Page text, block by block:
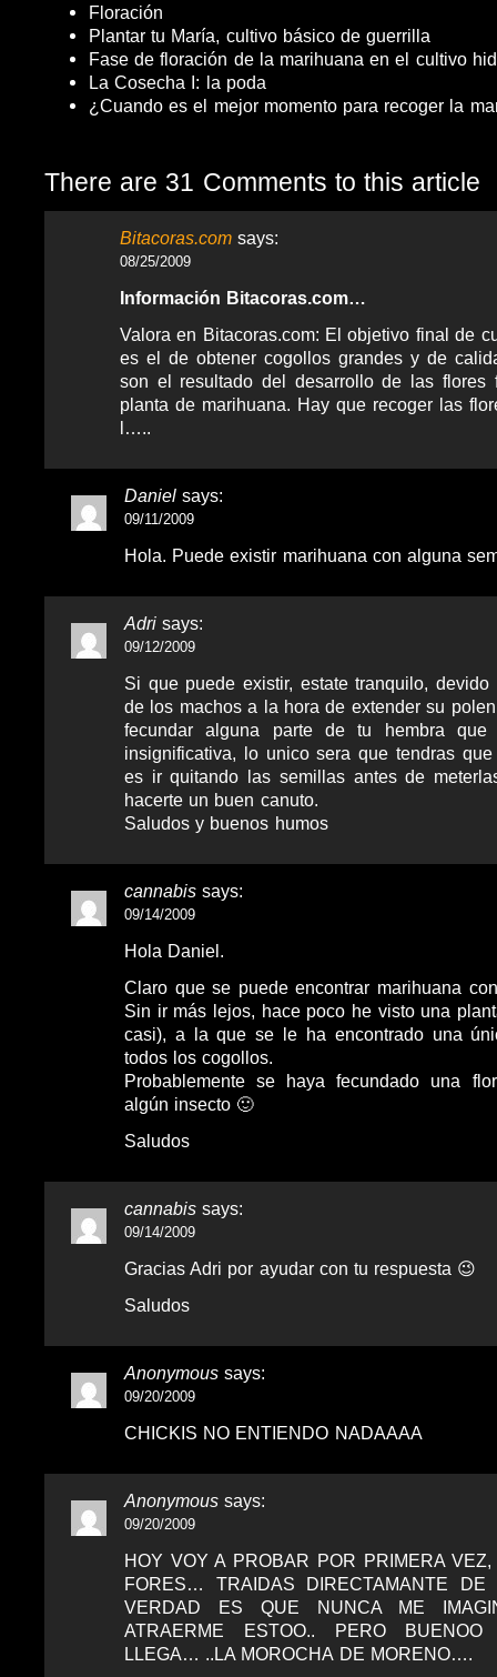
Floración
Plantar tu María, cultivo básico de guerrilla
Fase de floración de la marihuana en el cultivo
La Cosecha I: la poda
¿Cuando es el mejor momento para recoger la
There are 31 Comments to this article
Bitacoras.com says:
08/25/2009
Información Bitacoras.com…
Valora en Bitacoras.com: El objetivo final de
es el de obtener cogollos grandes y de
son el resultado del desarrollo de las flores
planta de marihuana. Hay que recoger las
l…..
Daniel says:
09/11/2009
Hola. Puede existir marihuana con alguna
Adri says:
09/12/2009
Si que puede existir, estate tranquilo,
de los machos a la hora de extender su
fecundar alguna parte de tu hembra
insignificativa, lo unico sera que tendras
es ir quitando las semillas antes de
hacerte un buen canuto.
Saludos y buenos humos
cannabis says:
09/14/2009
Hola Daniel.
Claro que se puede encontrar marihuana
Sin ir más lejos, hace poco he visto una
casi), a la que se le ha encontrado una
todos los cogollos.
Probablemente se haya fecundado una
algún insecto 🙂
Saludos
cannabis says:
09/14/2009
Gracias Adri por ayudar con tu respuesta 😉
Saludos
Anonymous says:
09/20/2009
CHICKIS NO ENTIENDO NADAAAA
Anonymous says:
09/20/2009
HOY VOY A PROBAR POR PRIMERA
FORES… TRAIDAS DIRECTAMANTE DE
VERDAD ES QUE NUNCA ME
ATRAERME ESTOO.. PERO
LLEGA… ..LA MOROCHA DE MORENO….